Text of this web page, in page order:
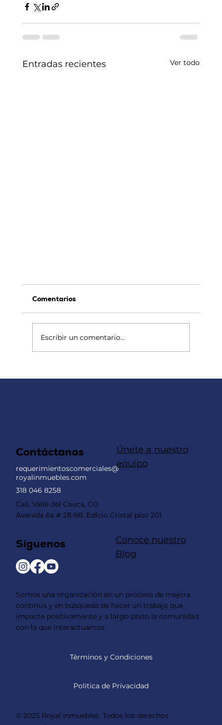
Entradas recientes Ver todo
Comentarios
Escribir un comentario...
© 2025 Royal Inmuebles. Todos los derechos
Somos una organización en un proceso de mejora
continua y en búsqueda de hacer un trabajo que
impacte positivamente y a largo plazo la comunidad
con la que interactuamos.
Términos y Condiciones
Política de Privacidad
Síguenos
Contáctanos
requerimientoscomerciales@
royalinmuebles.com
318 046 8258
Cali, Valle del Cauca, CO
Avenida 6a # 28-98, Edfcio Cristal piso 201
Conoce nuestro
Blog
Únete a nuestro
equipo